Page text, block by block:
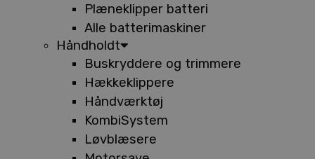
Plæneklipper batteri
Alle batterimaskiner
Håndholdt
Buskryddere og trimmere
Hækkeklippere
Håndværktøj
KombiSystem
Løvblæsere